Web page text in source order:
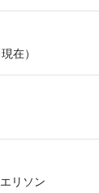
在）
リソン